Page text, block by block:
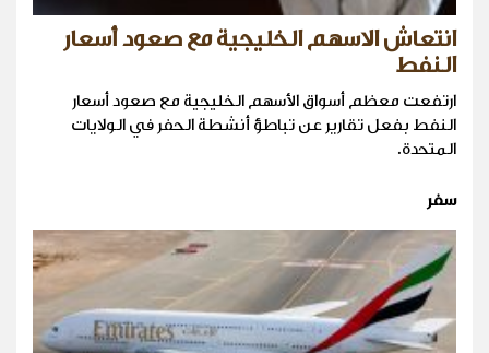
انتعاش الاسهم الخليجية مع صعود أسعار
النفط
ارتفعت معظم أسواق الأسهم الخليجية مع صعود أسعار
النفط بفعل تقارير عن تباطؤ أنشطة الحفر في الولايات
المتحدة.
سفر